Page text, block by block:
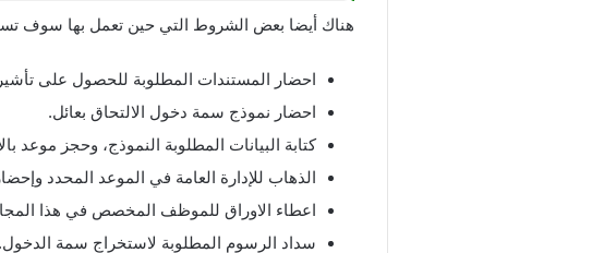
هناك أيضا بعض الشروط التي حين تعمل بها سوف
احضار المستندات المطلوبة للحصول على
احضار نموذج سمة دخول الالتحاق بعائل.
كتابة البيانات المطلوبة النموذج، وحجز موعد
الذهاب للإدارة العامة في الموعد المحدد
اعطاء الاوراق للموظف المخصص في هذا
سداد الرسوم المطلوبة لاستخراج سمة الدخول.